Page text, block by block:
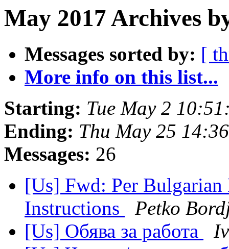
May 2017 Archives
Messages sorted by: [
More info on this list...
Starting: Tue May 2
Ending: Thu May 25
Messages: 26
[Us] Fwd: Per Bulgarian
Instructions
Petko
[Us] Обява за работа